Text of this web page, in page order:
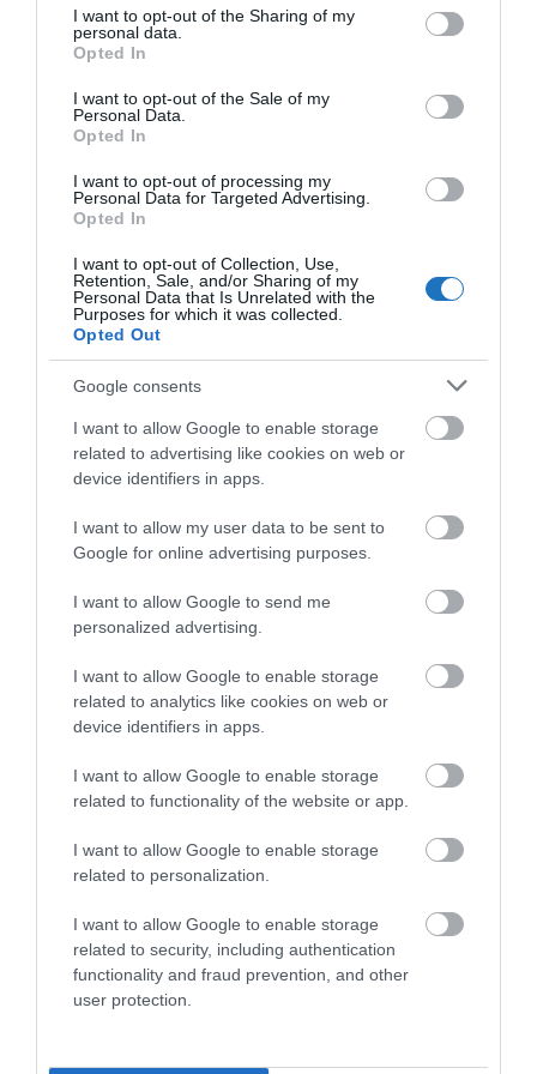
not limited to your visit or usage behaviour. You may click to
grant or deny consent to Google and its third-party tags to
use your data for below specified purposes in below Google
consent section.
I want to opt-out of the Sharing of my
personal data.
Opted In
I want to opt-out of the Sale of my
Personal Data.
Opted In
I want to opt-out of processing my
Personal Data for Targeted Advertising.
Opted In
I want to opt-out of Collection, Use,
Retention, Sale, and/or Sharing of my
Personal Data that Is Unrelated with the
Purposes for which it was collected.
Opted Out
Google consents
I want to allow Google to enable storage
related to advertising like cookies on web or
device identifiers in apps.
I want to allow my user data to be sent to
Google for online advertising purposes.
I want to allow Google to send me
personalized advertising.
I want to allow Google to enable storage
related to analytics like cookies on web or
device identifiers in apps.
I want to allow Google to enable storage
related to functionality of the website or app.
I want to allow Google to enable storage
related to personalization.
I want to allow Google to enable storage
related to security, including authentication
functionality and fraud prevention, and other
user protection.
Albertina és bécsi Szépművészeti Múzeum is a
Ferenc József sóbányában helyezték egykor
biztonságba a műalkotásaikat.
A GD Consulting
ben a kultúra szuperévére készülnek Felső-
Ausztriában. Az EKF projekt mellettAnton
fókuszban kerül jövőre, amikor a modern zenei világ
előfutáraként tisztelt zeneszerző kétszáz évvel
ezelőtti születéséről és életművéről bőséges
programmal emlékeznek meg. Az idei őszi linzi
felkészülés és „áttörés” jegyében zajlik.
kulturális
kapujakéntfungál majdLinz városa, amely már
jelentős tapasztalatokkal rendelkezik a programévek
hatásainak hosszú távú hasznosítása terén. Linz
egykori iparvárosként a 2009-es Európa Kulturális
Fővárosa címet remekül felhasználva vált
meghatározó kulturális pólussá Bécs és Salzburg